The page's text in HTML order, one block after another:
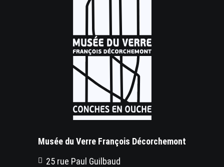
Musée du Verre François Décorchemont
25 rue Paul Guilbaud